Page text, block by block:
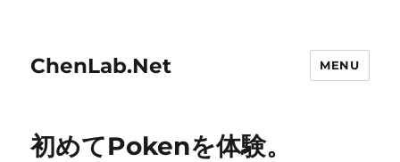
ChenLab.Net MENU
初めてPokenを体験。